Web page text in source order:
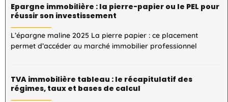
Epargne immobilière : la pierre-papier ou le PEL pour
réussir son investissement
L’épargne maline 2025 La pierre papier : ce placement
permet d’accéder au marché immobilier professionnel
TVA immobilière tableau : le récapitulatif des
régimes, taux et bases de calcul